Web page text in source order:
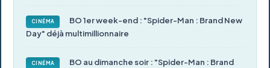
CINÉMA
BO 1er week-end : "Spider-Man : Brand New
Day" déjà multimillionnaire
CINÉMA
BO au dimanche soir : "Spider-Man : Brand